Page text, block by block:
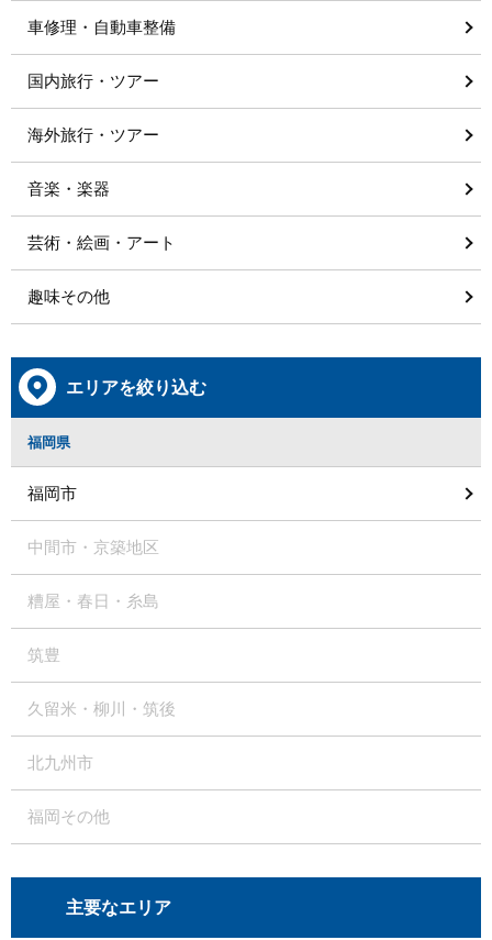
車修理・自動車整備
国内旅行・ツアー
海外旅行・ツアー
音楽・楽器
芸術・絵画・アート
趣味その他
エリアを絞り込む
福岡県
福岡市
中間市・京築地区
糟屋・春日・糸島
筑豊
久留米・柳川・筑後
北九州市
福岡その他
主要なエリア